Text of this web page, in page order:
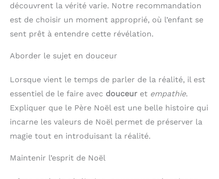
découvrent la vérité varie. Notre recommandation
est de choisir un moment approprié, où l’enfant se
sent prêt à entendre cette révélation.
Aborder le sujet en douceur
Lorsque vient le temps de parler de la réalité, il est
essentiel de le faire avec douceur et empathie.
Expliquer que le Père Noël est une belle histoire qui
incarne les valeurs de Noël permet de préserver la
magie tout en introduisant la réalité.
Maintenir l’esprit de Noël